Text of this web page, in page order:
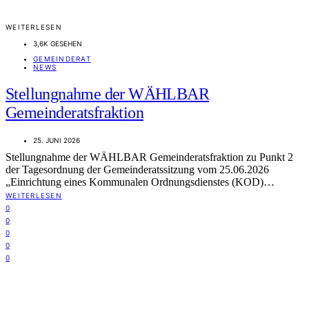
WEITERLESEN
3,6K GESEHEN
GEMEINDERAT
NEWS
Stellungnahme der WÄHLBAR
Gemeinderatsfraktion
25. JUNI 2026
Stellungnahme der WÄHLBAR Gemeinderatsfraktion zu Punkt 2
der Tagesordnung der Gemeinderatssitzung vom 25.06.2026
„Einrichtung eines Kommunalen Ordnungsdienstes (KOD)…
WEITERLESEN
0
0
0
0
0